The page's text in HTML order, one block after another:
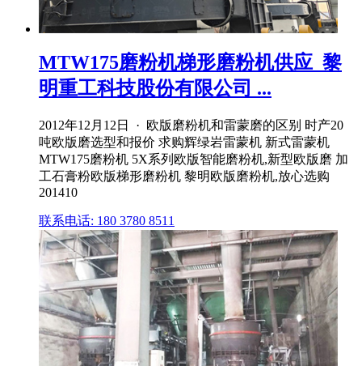
MTW175磨粉机梯形磨粉机供应_黎
明重工科技股份有限公司 ...
2012年12月12日 · 欧版磨粉机和雷蒙磨的区别 时产20
吨欧版磨选型和报价 求购辉绿岩雷蒙机 新式雷蒙机
MTW175磨粉机 5X系列欧版智能磨粉机,新型欧版磨 加
工石膏粉欧版梯形磨粉机 黎明欧版磨粉机,放心选购
201410
联系电话: 180 3780 8511